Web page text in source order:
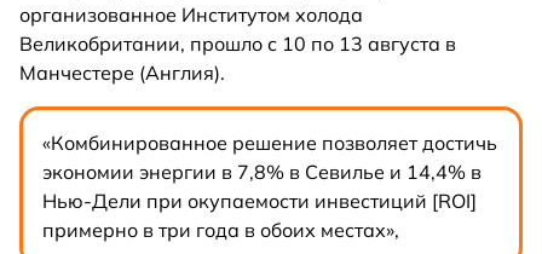
организованное Институтом холода
Великобритании, прошло с 10 по 13 августа в
Манчестере (Англия).
«Комбинированное решение позволяет достичь
экономии энергии в 7,8% в Севилье и 14,4% в
Нью-Дели при окупаемости инвестиций [ROI]
примерно в три года в обоих местах»,